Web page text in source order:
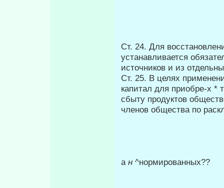
Ст. 24. Для
устанавливается
источников и из
Ст. 25. В целях
капитал для приобре-х *
сбыту продуктов
членов общества по
а н ^нормированных??